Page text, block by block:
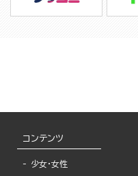
コンテンツ
少女・女性